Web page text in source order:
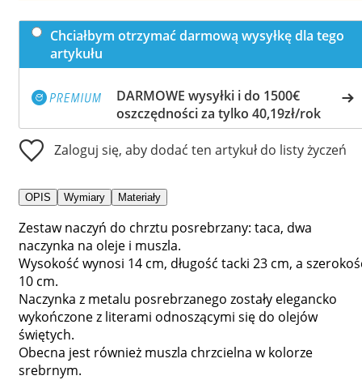
Chciałbym otrzymać darmową wysyłkę dla tego
artykułu
DARMOWE wysyłki i do 1500€
oszczędności za tylko 40,19zł/rok
Zaloguj się, aby dodać ten artykuł do listy życzeń
OPIS Wymiary Materiały
Zestaw naczyń do chrztu posrebrzany: taca, dwa
naczynka na oleje i muszla.
Wysokość wynosi 14 cm, długość tacki 23 cm, a
10 cm.
Naczynka z metalu posrebrzanego zostały elegancko
wykończone z literami odnoszącymi się do olejów
świętych.
Obecna jest również muszla chrzcielna w kolorze
srebrnym.